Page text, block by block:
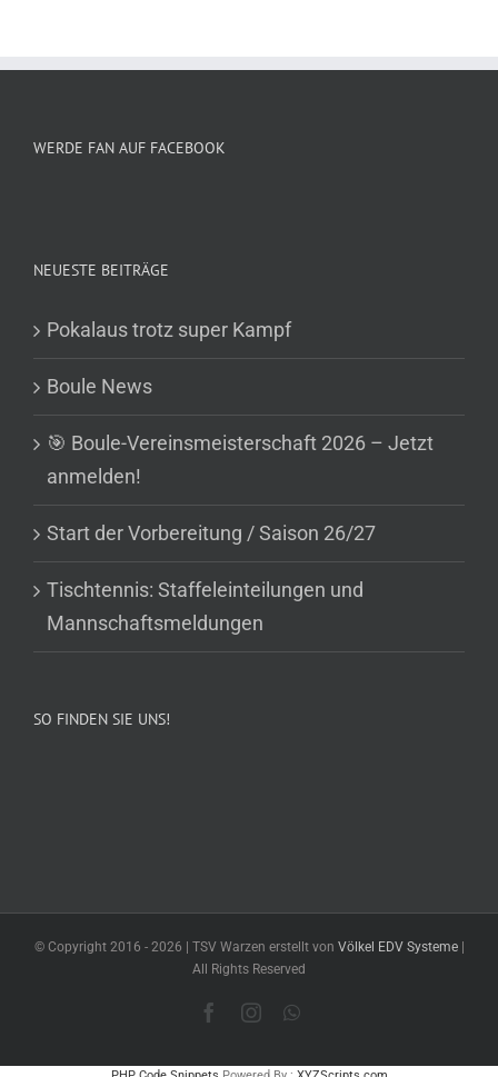
WERDE FAN AUF FACEBOOK
NEUESTE BEITRÄGE
Pokalaus trotz super Kampf
Boule News
🎯 Boule-Vereinsmeisterschaft 2026 – Jetzt
anmelden!
Start der Vorbereitung / Saison 26/27
Tischtennis: Staffeleinteilungen und
Mannschaftsmeldungen
SO FINDEN SIE UNS!
© Copyright 2016 - 2026 | TSV Warzen erstellt von Völkel EDV Systeme|
All Rights Reserved
FacebookInstagramWhatsApp